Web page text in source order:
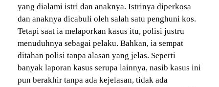
yang dialami istri dan anaknya. Istrinya diperkosa
dan anaknya dicabuli oleh salah satu penghuni kos.
Tetapi saat ia melaporkan kasus itu, polisi justru
menuduhnya sebagai pelaku. Bahkan, ia sempat
ditahan polisi tanpa alasan yang jelas. Seperti
banyak laporan kasus serupa lainnya, nasib kasus ini
pun berakhir tanpa ada kejelasan, tidak ada